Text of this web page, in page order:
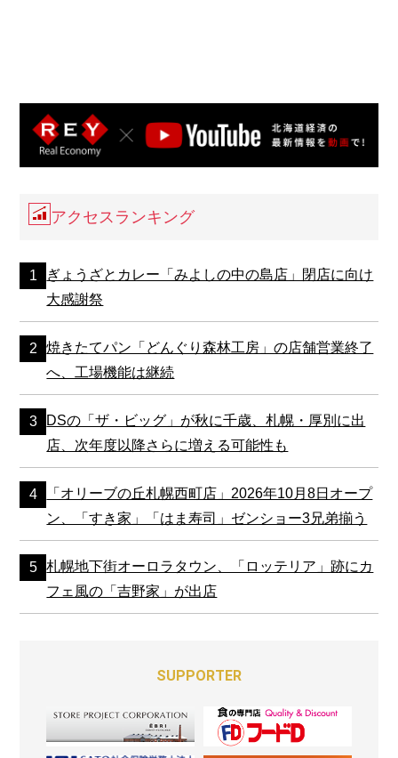
アクセスランキング
ぎょうざとカレー「みよしの中の島店」閉店に向け
大感謝祭
焼きたてパン「どんぐり森林工房」の店舗営業終了
へ、工場機能は継続
DSの「ザ・ビッグ」が秋に千歳、札幌・厚別に出
店、次年度以降さらに増える可能性も
「オリーブの丘札幌西町店」2026年10月8日オープ
ン、「すき家」「はま寿司」ゼンショー3兄弟揃う
札幌地下街オーロラタウン、「ロッテリア」跡にカ
フェ風の「吉野家」が出店
SUPPORTER